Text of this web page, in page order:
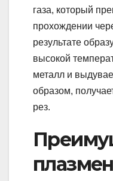
газа, который
прохождении
результате
высокой
металл и
образом,
рез.